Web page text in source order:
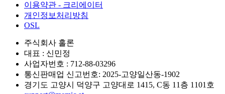
이용약관 - 크리에이터
개인정보처리방침
OSL
주식회사 홀론
대표 : 신민정
사업자번호 : 712-88-03296
통신판매업 신고번호: 2025-고양일산동-1902
경기도 고양시 덕양구 고양대로 1415, C동 11층 1101호